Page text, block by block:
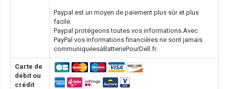
Paypal est un moyen de paiement plus sûr et plus
facile.
Paypal protégeons toutes vos informations.Avec
PayPal vos informations financières ne sont jamais
communiquéesàBatteriePourDell.fr.
Carte de
débit ou
crédit